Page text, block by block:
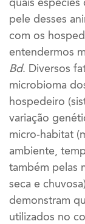
pele desses
com os
entendermos
Bd. Diversos
microbioma
hospedeiro
variação
micro-habitat
ambiente,
também pelas
seca e
demonstram
utilizados no